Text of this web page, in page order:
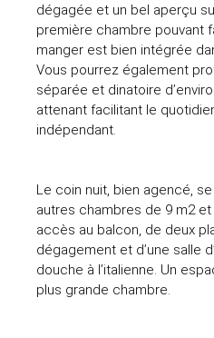
dégagée et un bel aperçu
première chambre pouvant
manger est bien intégrée
Vous pourrez également
séparée et dinatoire
attenant facilitant le
indépendant.
Le coin nuit, bien agencé,
autres chambres de 9 m2
accès au balcon, de deux
dégagement et d’une salle
douche à l’italienne. Un
plus grande chambre.